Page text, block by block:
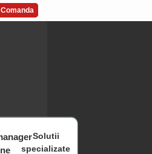
Comanda
Solutii
specializate